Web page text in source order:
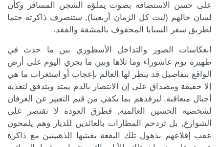
الموضوع
على حسن الاستضافة بصوت يملؤه الشجن المسافر وكأن
لسان حالهم (ليت كل الزمان أربعينا), ستنصرف ذاكرته حتما
لطريق سفر السبايا المحفوف بالمشقة والفقد.
انعكاسات الصور والتداخل الأسطوري بين ما حدث في
ظهيرة يوم عاشوراء وما تلاها وبين ما يجري اليوم على أرض
الواقع بتفاصيل قد ينظر لها العالم بإعجاب أو استغراب ما هي
إلا حقيقة ومصداق على إن الانتصار بالدم يمتد ويتدفق لتغذية
أجيال متعاقبة, ليرفدهم بما يكفي من قيم التعبير عن العرفان
لشخصية الحسين العالمية, فطرق العودة لا تقتصر على
الشوارع, بل تزدحم المطارات بالعائدين للديار وهم يلمحون
عقب إقلاعهم بذهول تلك البقعة بقبتيها الذهبيتين مع ذاكرة